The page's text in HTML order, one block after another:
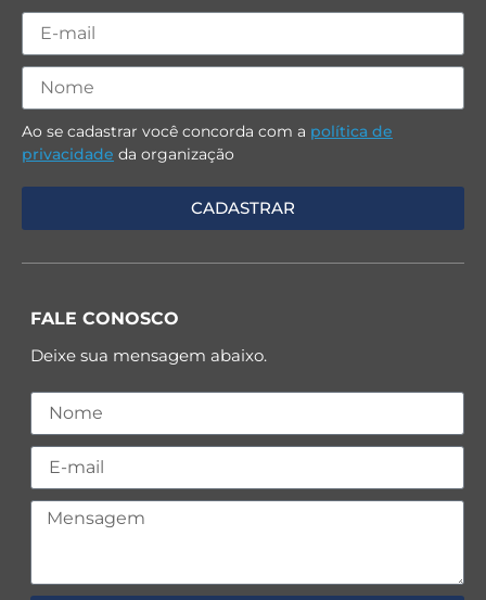
Ao se cadastrar você concorda com a política de
privacidade da organização
FALE CONOSCO
Deixe sua mensagem abaixo.